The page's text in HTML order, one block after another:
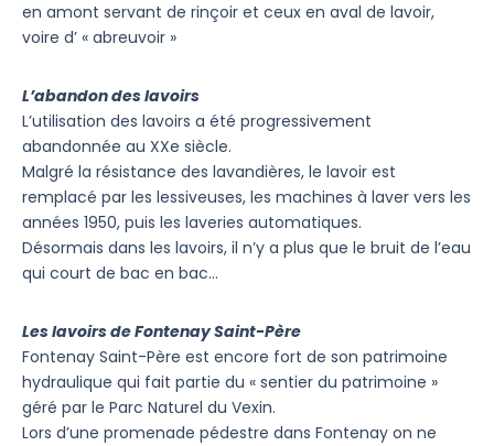
en amont servant de rinçoir et ceux en aval de lavoir,
voire d’ « abreuvoir »
L’abandon des lavoirs
L’utilisation des lavoirs a été progressivement
abandonnée au XXe siècle.
Malgré la résistance des lavandières, le lavoir est
remplacé par les lessiveuses, les machines à laver vers les
années 1950, puis les laveries automatiques.
Désormais dans les lavoirs, il n’y a plus que le bruit de l’eau
qui court de bac en bac…
Les lavoirs de Fontenay Saint-Père
Fontenay Saint-Père est encore fort de son patrimoine
hydraulique qui fait partie du « sentier du patrimoine »
géré par le Parc Naturel du Vexin.
Lors d’une promenade pédestre dans Fontenay on ne